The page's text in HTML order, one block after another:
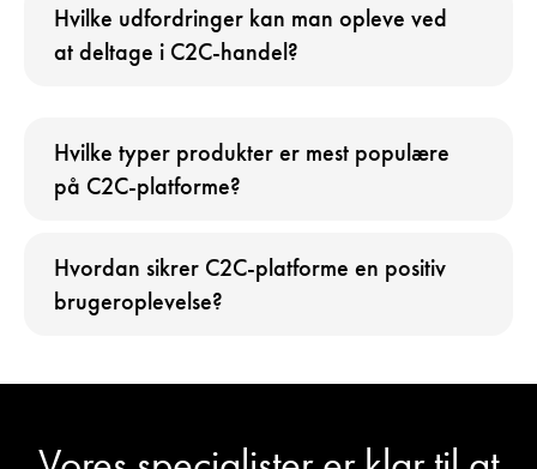
Hvilke udfordringer kan man opleve ved
at deltage i C2C-handel?
Hvilke typer produkter er mest populære
på C2C-platforme?
Hvordan sikrer C2C-platforme en positiv
brugeroplevelse?